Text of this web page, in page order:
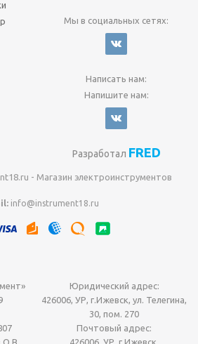
Мы в социальных сетях:
Написать нам:
Напишите нам:
Разработал FRED
- Магазин электроинструментов
info@instrument18.ru
О.В
Юридический адрес:
426006, УР, г.Ижевск, ул. Телегина,
30, пом. 270
Почтовый адрес:
426006, УР, г.Ижевск,